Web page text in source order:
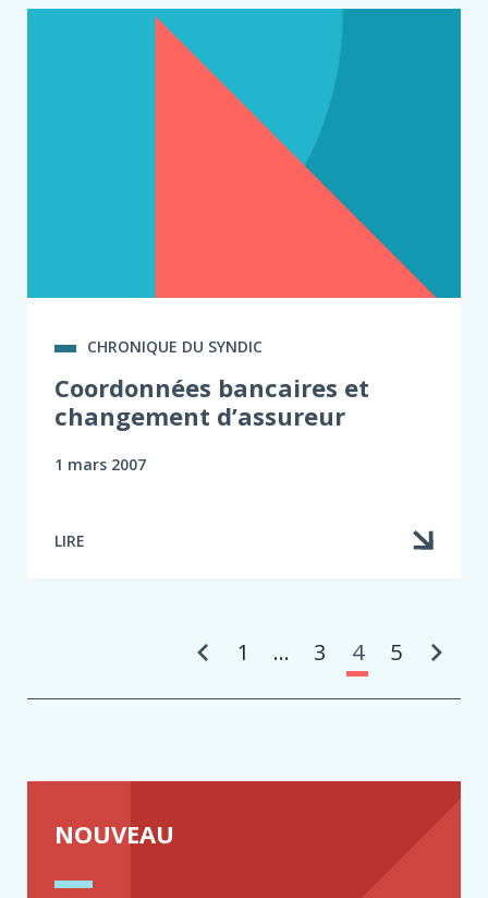
CHRONIQUE DU SYNDIC
Coordonnées bancaires et
changement d’assureur
1 mars 2007
LIRE
1 … 3 4 5
NOUVEAU